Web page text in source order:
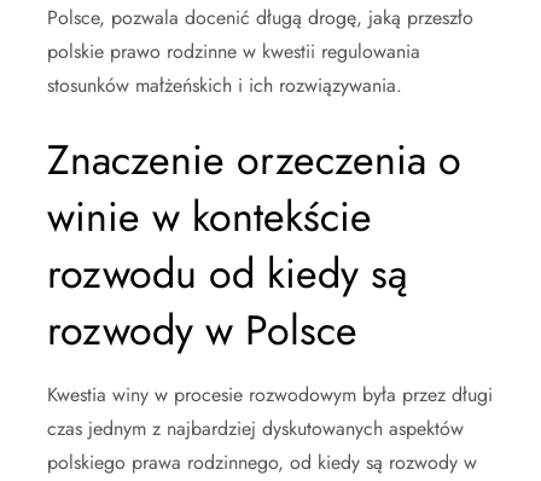
Polsce, pozwala docenić długą drogę, jaką przeszło
polskie prawo rodzinne w kwestii regulowania
stosunków małżeńskich i ich rozwiązywania.
Znaczenie orzeczenia o
winie w kontekście
rozwodu od kiedy są
rozwody w Polsce
Kwestia winy w procesie rozwodowym była przez długi
czas jednym z najbardziej dyskutowanych aspektów
polskiego prawa rodzinnego, od kiedy są rozwody w